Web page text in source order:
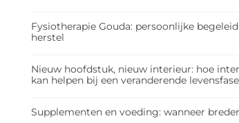
Fysiotherapie Gouda: persoonlijke
herstel
Nieuw hoofdstuk, nieuw interieur: hoe
kan helpen bij een veranderende levensfase
Supplementen en voeding: wanneer